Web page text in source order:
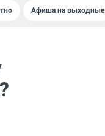
Афиша на выходные